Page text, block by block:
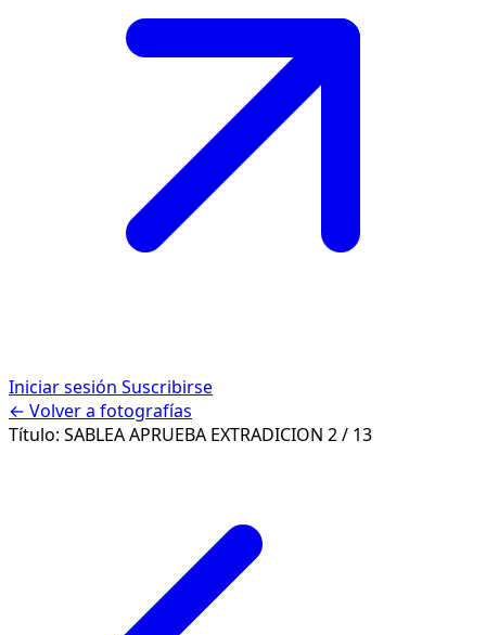
Iniciar sesión Suscribirse
← Volver a fotografías
Título: SABLEA APRUEBA EXTRADICION 2 / 13